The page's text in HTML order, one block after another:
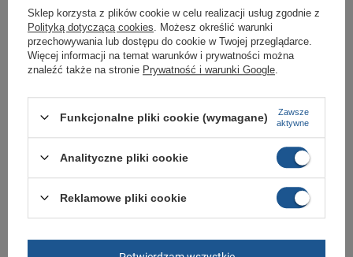
To obuwie dla osób lubiących styl miejski, a także tych, którzy cenią sobie
wygodny sportowy styl na co dzień.
Marka Vans
Symbol 0EWZNVY
Materiał zewnętrzny
Kolor czarny
Sklep korzysta z plików cookie w celu realizacji usług zgodnie z
Polityką dotyczącą cookies . Możesz określić warunki
przechowywania lub dostępu do cookie w Twojej przeglądarce.
Więcej informacji na temat warunków i prywatności można
znaleźć także na stronie Prywatność i warunki Google
Funkcjonalne pliki cookie (wymagane)
Zawsze
aktywne
Analityczne pliki cookie
Reklamowe pliki cookie